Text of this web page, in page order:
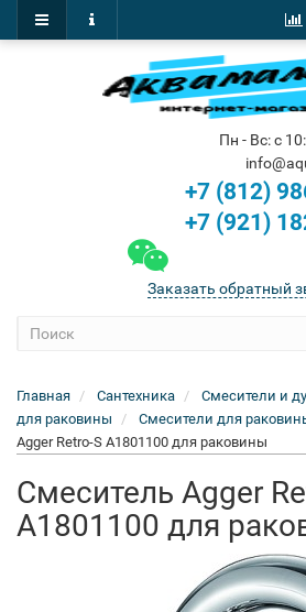
Пн - Вс: с
+7 (812)
+7 (921)
Заказать обратный
Главная Сантехника Смесители и
для раковины
Смесители для
Agger Retro-S A1801100 для раковины
Смеситель Agger
A1801100 для